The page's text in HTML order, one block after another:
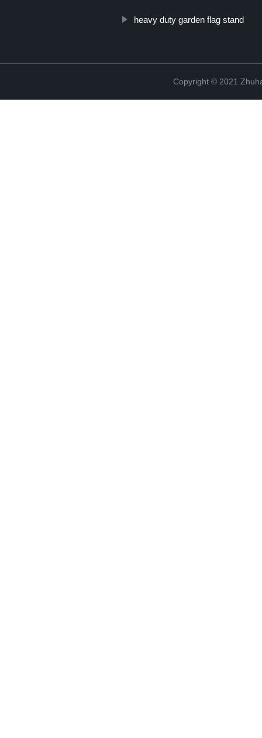
heavy duty garden flag stand
Copyright © 2021